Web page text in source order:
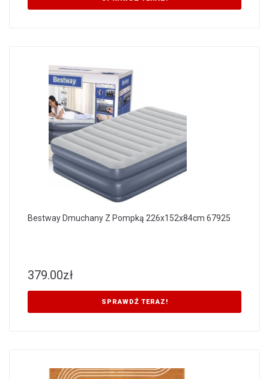
Bestway Dmuchany Z Pompką 226x152x84cm 67925
379.00zł
SPRAWDŹ TERAZ!